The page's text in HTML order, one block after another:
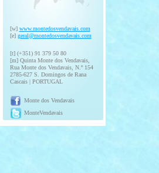
[w] www.montedosvendavais.com
[e] geral@montedosvendavais.com
[t] (+351) 91 379 50 80
[m] Quinta Monte dos Vendavais,
Rua Monte dos Vendavais, N.º 154
2785-627 S. Domingos de Rana
Cascais | PORTUGAL
Monte dos Vendavais
MonteVendavais